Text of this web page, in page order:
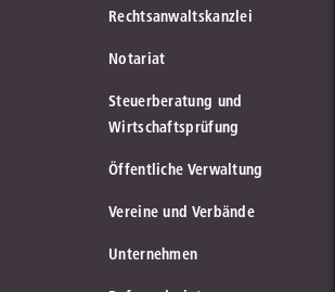
Rechtsanwaltskanzlei
Notariat
Steuerberatung und
Wirtschaftsprüfung
Öffentliche Verwaltung
Vereine und Verbände
Unternehmen